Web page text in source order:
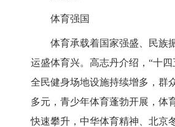
体育强国
体育承载着国家强盛、民族
运盛体育兴。高志丹介绍，“十四
全民健身场地设施持续增多，群
多元，青少年体育蓬勃开展，体
快速攀升，中华体育精神、北京